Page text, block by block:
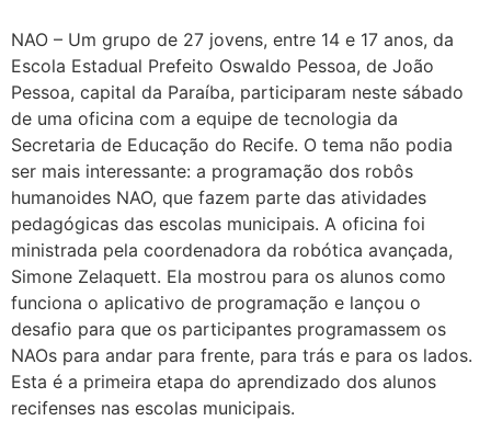
NAO – Um grupo de 27 jovens, entre 14 e 17 anos, da
Escola Estadual Prefeito Oswaldo Pessoa, de João
Pessoa, capital da Paraíba, participaram neste sábado
de uma oficina com a equipe de tecnologia da
Secretaria de Educação do Recife. O tema não podia
ser mais interessante: a programação dos robôs
humanoides NAO, que fazem parte das atividades
pedagógicas das escolas municipais. A oficina foi
ministrada pela coordenadora da robótica avançada,
Simone Zelaquett. Ela mostrou para os alunos como
funciona o aplicativo de programação e lançou o
desafio para que os participantes programassem os
NAOs para andar para frente, para trás e para os lados.
Esta é a primeira etapa do aprendizado dos alunos
recifenses nas escolas municipais.